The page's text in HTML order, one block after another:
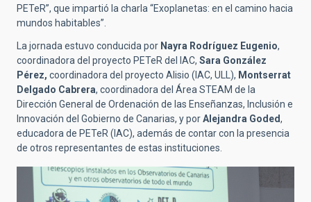
PETeR”, que impartió la charla “Exoplanetas: en el camino hacia
mundos habitables”.
La jornada estuvo conducida por Nayra Rodríguez Eugenio,
coordinadora del proyecto PETeR del IAC, Sara González
Pérez, coordinadora del proyecto Alisio (IAC, ULL), Montserrat
Delgado Cabrera, coordinadora del Área STEAM de la
Dirección General de Ordenación de las Enseñanzas, Inclusión e
Innovación del Gobierno de Canarias, y porAlejandra Goded,
educadora de PETeR (IAC), además de contar con la presencia
de otros representantes de estas instituciones.